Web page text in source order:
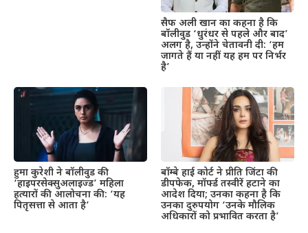
सैफ अली खान का कहना है कि
बॉलीवुड ‘धुरंधर से पहले और बाद’
अलग है, उन्होंने चेतावनी दी: ‘हम
जागते हैं या नहीं यह हम पर निर्भर
है’
हुमा कुरेशी ने बॉलीवुड की
‘हाइपरसेक्सुअलाइज्ड’ महिला
हत्यारों की आलोचना की: ‘यह
पितृसत्ता से आता है’
बॉम्बे हाई कोर्ट ने प्रीति जिंटा की
डीपफेक, मॉर्फ्ड तस्वीरें हटाने का
आदेश दिया; उनका कहना है कि
उनका दुरुपयोग ‘उनके मौलिक
अधिकारों को प्रभावित करता है’